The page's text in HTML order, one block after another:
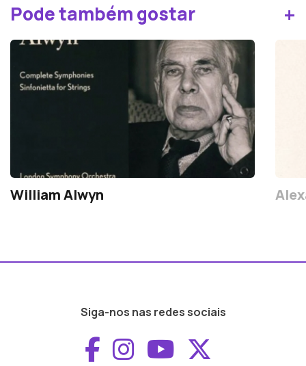
Pode também gostar +
William Alwyn
Siga-nos nas redes sociais
Aceder ao
Aceder ao
Aceder ao